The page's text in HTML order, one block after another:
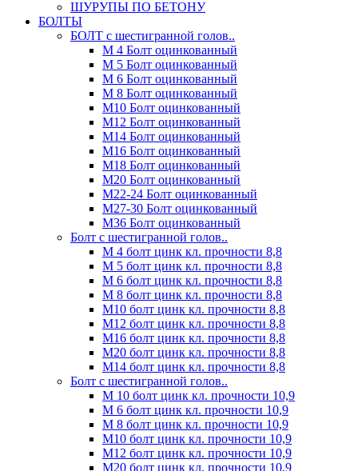
ШУРУПЫ ПО БЕТОНУ
БОЛТЫ
БОЛТ с шестигранной голов..
М 4 Болт оцинкованный
М 5 Болт оцинкованный
М 6 Болт оцинкованный
М 8 Болт оцинкованный
М10 Болт оцинкованный
М12 Болт оцинкованный
М14 Болт оцинкованный
М16 Болт оцинкованный
М18 Болт оцинкованный
М20 Болт оцинкованный
М22-24 Болт оцинкованный
М27-30 Болт оцинкованный
М36 Болт оцинкованный
Болт с шестигранной голов..
М 4 болт цинк кл. прочности 8,8
М 5 болт цинк кл. прочности 8,8
М 6 болт цинк кл. прочности 8,8
М 8 болт цинк кл. прочности 8,8
М10 болт цинк кл. прочности 8,8
М12 болт цинк кл. прочности 8,8
М16 болт цинк кл. прочности 8,8
М20 болт цинк кл. прочности 8,8
М14 болт цинк кл. прочности 8,8
Болт с шестигранной голов..
М 10 болт цинк кл. прочности 10,9
М 6 болт цинк кл. прочности 10,9
М 8 болт цинк кл. прочности 10,9
М10 болт цинк кл. прочности 10,9
М12 болт цинк кл. прочности 10,9
М20 болт цинк кл. прочности 10,9